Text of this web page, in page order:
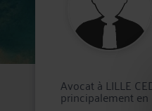
Avocat à LILLE
principalement